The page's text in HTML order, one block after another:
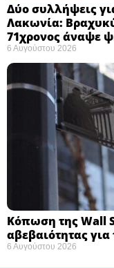
Δύο συλλήψεις
Λακωνία:
71χρονος άναψε
6 Αυγούστου 2026
Κόπωση της Wall
αβεβαιότητας για
6 Αυγούστου 2026